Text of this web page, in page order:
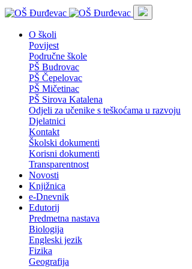
O školi
Povijest
Područne škole
PŠ Budrovac
PŠ Čepelovac
PŠ Mičetinac
PŠ Sirova Katalena
Odjeli za učenike s teškoćama u razvoju
Djelatnici
Kontakt
Školski dokumenti
Korisni dokumenti
Transparentnost
Novosti
Knjižnica
e-Dnevnik
Edutorij
Predmetna nastava
Biologija
Engleski jezik
Fizika
Geografija